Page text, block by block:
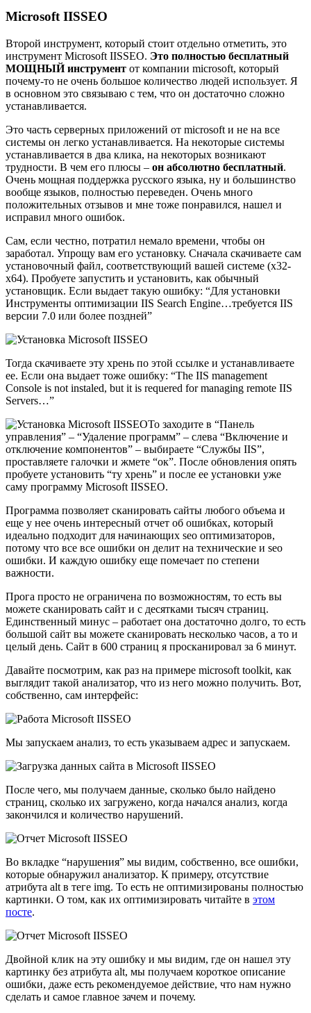
Microsoft IISSEO
Второй инструмент, который стоит отдельно отметить, это
инструмент Microsoft IISSEO. Это полностью бесплатный
МОЩНЫЙ инструмент от компании microsoft, который
почему-то не очень большое количество людей использует. Я
в основном это связываю с тем, что он достаточно сложно
устанавливается.
Это часть серверных приложений от microsoft и не на все
системы он легко устанавливается. На некоторые системы
устанавливается в два клика, на некоторых возникают
трудности. В чем его плюсы – он абсолютно бесплатный.
Очень мощная поддержка русского языка, ну и большинство
вообще языков, полностью переведен. Очень много
положительных отзывов и мне тоже понравился, нашел и
исправил много ошибок.
Сам, если честно, потратил немало времени, чтобы он
заработал. Упрощу вам его установку. Сначала скачиваете сам
установочный файл, соответствующий вашей системе (x32-
x64). Пробуете запустить и установить, как обычный
установщик. Если выдает такую ошибку: “Для установки
Инструменты оптимизации IIS Search Engine…требуется IIS
версии 7.0 или более поздней”
Тогда скачиваете эту хрень по этой ссылке и устанавливаете
ее. Если она выдает тоже ошибку: “Тhe IIS management
Console is not instaled, but it is requered for managing remote IIS
Servers…”
То заходите в “Панель
управления” – “Удаление программ” – слева “Включение и
отключение компонентов” – выбираете “Службы IIS”,
проставляете галочки и жмете “ок”. После обновления опять
пробуете установить “ту хрень” и после ее установки уже
саму программу Microsoft IISSEO.
Программа позволяет сканировать сайты любого объема и
еще у нее очень интересный отчет об ошибках, который
идеально подходит для начинающих seo оптимизаторов,
потому что все все ошибки он делит на технические и seo
ошибки. И каждую ошибку еще помечает по степени
важности.
Прога просто не ограничена по возможностям, то есть вы
можете сканировать сайт и с десятками тысяч страниц.
Единственный минус – работает она достаточно долго, то есть
большой сайт вы можете сканировать несколько часов, а то и
целый день. Сайт в 600 страниц я просканировал за 6 минут.
Давайте посмотрим, как раз на примере microsoft toolkit, как
выглядит такой анализатор, что из него можно получить. Вот,
собственно, сам интерфейс:
Мы запускаем анализ, то есть указываем адрес и запускаем.
После чего, мы получаем данные, сколько было найдено
страниц, сколько их загружено, когда начался анализ, когда
закончился и количество нарушений.
Во вкладке “нарушения” мы видим, собственно, все ошибки,
которые обнаружил анализатор. К примеру, отсутствие
атрибута alt в теге img. То есть не оптимизированы полностью
картинки. О том, как их оптимизировать читайте в этом
посте.
Двойной клик на эту ошибку и мы видим, где он нашел эту
картинку без атрибута alt, мы получаем короткое описание
ошибки, даже есть рекомендуемое действие, что нам нужно
сделать и самое главное зачем и почему.